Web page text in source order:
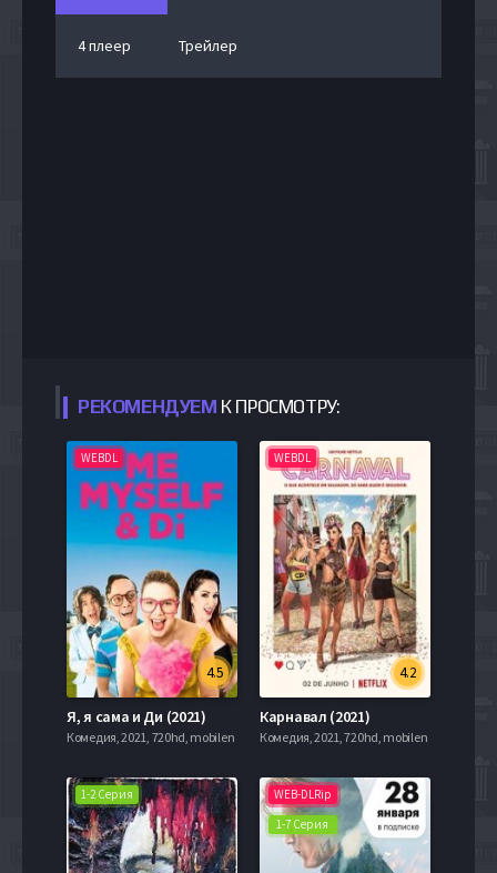
4 плеер Трейлер
РЕКОМЕНДУЕМ К ПРОСМОТРУ:
WEBDL
4.5
Я, я сама и Ди (2021)
Комедия, 2021, 720hd, mobilen
WEBDL
4.2
Карнавал (2021)
Комедия, 2021, 720hd, mobilen
1-2 Серия
WEB-DLRip
1-7 Серия